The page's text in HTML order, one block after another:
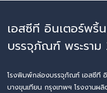
เอสซีที อินเตอร์พ
บรรจุภัณฑ์ พระราม
โรงพิมพ์กล่องบรรจุภัณฑ์ เอสซีที
บางขุนเทียน กรุงเทพฯ โรงงานผ